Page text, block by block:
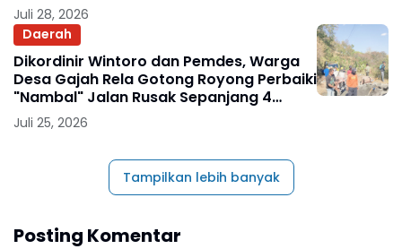
Juli 28, 2026
Daerah
Dikordinir Wintoro dan Pemdes, Warga
Desa Gajah Rela Gotong Royong Perbaiki
"Nambal" Jalan Rusak Sepanjang 4
Kilometer
Juli 25, 2026
Tampilkan lebih banyak
Posting Komentar